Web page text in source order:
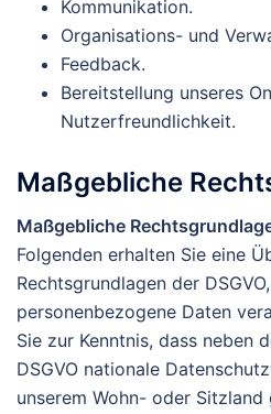
Kommunikation.
Organisations- und
Feedback.
Bereitstellung unseres
Nutzerfreundlichkeit.
Maßgebliche
Maßgebliche
Folgenden erhalten Sie eine
Rechtsgrundlagen der
personenbezogene Daten
Sie zur Kenntnis, dass neben
DSGVO nationale
unserem Wohn- oder